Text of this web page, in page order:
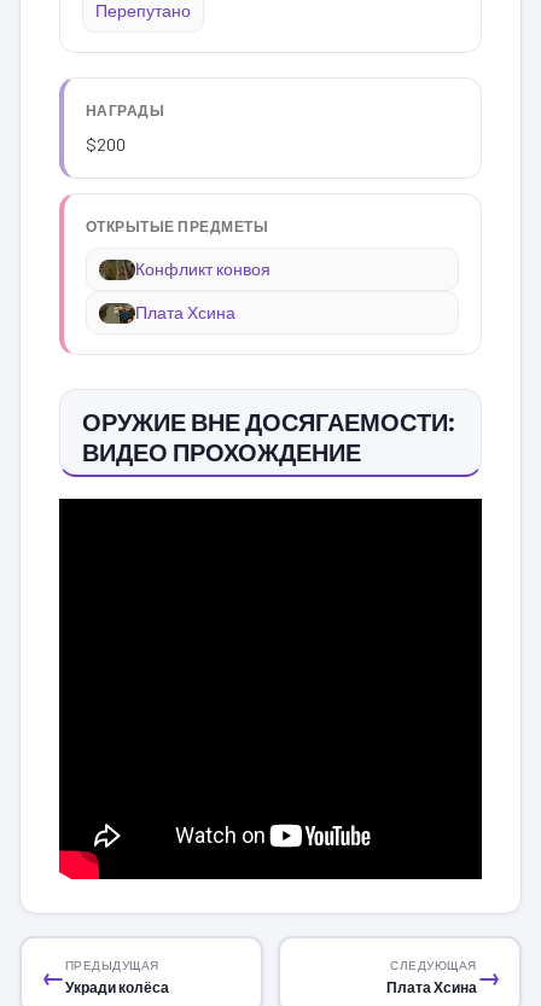
Перепутано
НАГРАДЫ
$200
ОТКРЫТЫЕ ПРЕДМЕТЫ
Конфликт конвоя
Плата Хсина
ОРУЖИЕ ВНЕ ДОСЯГАЕМОСТИ:
ВИДЕО ПРОХОЖДЕНИЕ
←ПРЕДЫДУЩАЯ
Укради колёса →
СЛЕДУЮЩАЯ
Плата Хсина